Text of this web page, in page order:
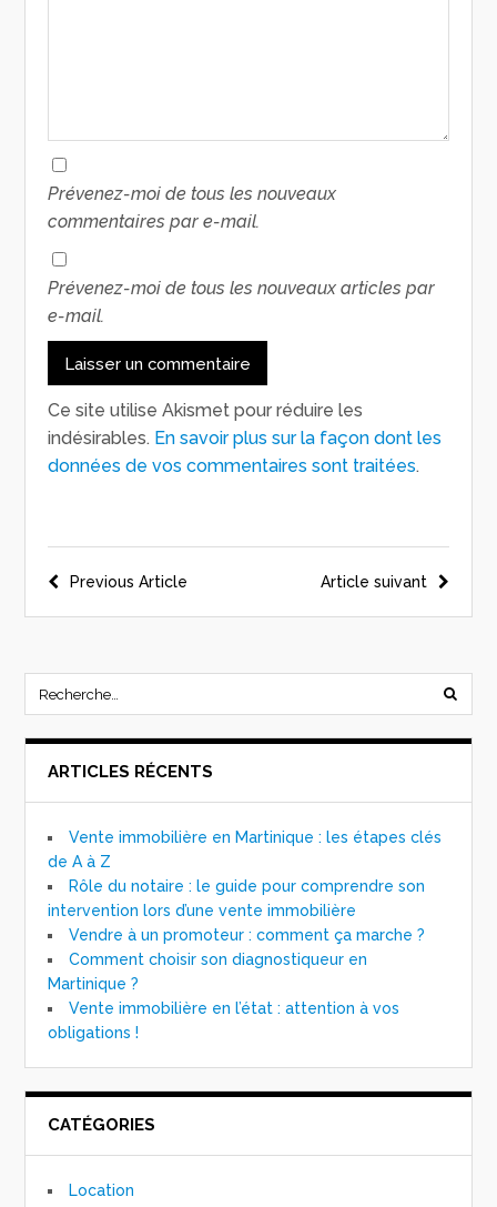
Prévenez-moi de tous les nouveaux
commentaires par e-mail.
Prévenez-moi de tous les nouveaux articles par
e-mail.
Ce site utilise Akismet pour réduire les
indésirables. En savoir plus sur la façon dont les
données de vos commentaires sont traitées.
Article suivant
Previous Article
ARTICLES RÉCENTS
Vente immobilière en Martinique : les étapes clés
de A à Z
Rôle du notaire : le guide pour comprendre son
intervention lors d’une vente immobilière
Vendre à un promoteur : comment ça marche ?
Comment choisir son diagnostiqueur en
Martinique ?
Vente immobilière en l’état : attention à vos
obligations !
CATÉGORIES
Location